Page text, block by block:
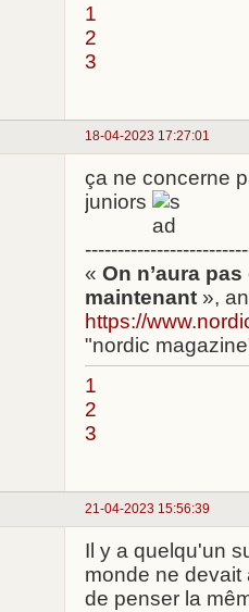
1
2
3
18-04-2023 17:27:01
ça ne concerne
juniors
« On n’aura
maintenant »,
https://
"nordic
1
2
3
21-04-2023 15:56:39
Il y a quelqu'un
monde ne
de penser la